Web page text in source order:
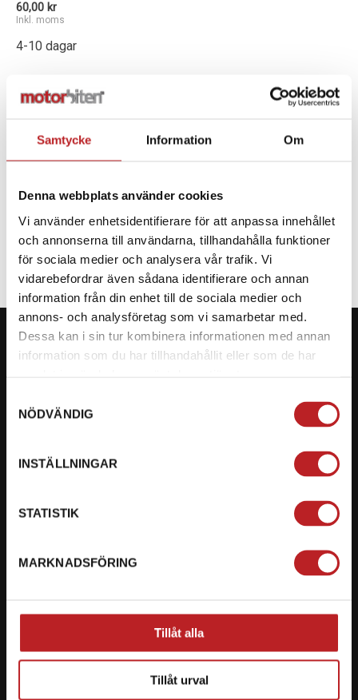
Samtycke Information Om
Denna webbplats använder cookies
Vi använder enhetsidentifierare för att anpassa innehållet
och annonserna till användarna, tillhandahålla funktioner
för sociala medier och analysera vår trafik. Vi
vidarebefordrar även sådana identifierare och annan
information från din enhet till de sociala medier och
annons- och analysföretag som vi samarbetar med.
Dessa kan i sin tur kombinera informationen med annan
information som du har tillhandahållit eller som de har
NÖDVÄNDIG
INSTÄLLNINGAR
STATISTIK
MARKNADSFÖRING
Tillåt alla
Tillåt urval
60,00 kr
Inkl. moms
4-10 dagar
- +
SPECIFIKATION
Org. nummer: 5566689278
Ryckepungsvägen 3, 79177 Falun
Vi erbjuder flera olika betalsätt. Dina köp är alltid
skyddade med krypteringsteknik.